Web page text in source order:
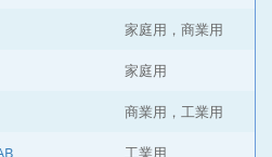
家庭用，商業用
家庭用
商業用，工業用
工業用